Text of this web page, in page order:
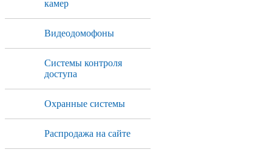
камер
Видеодомофоны
Системы контроля
доступа
Охранные системы
Распродажа на сайте